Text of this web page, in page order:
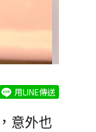
用LINE傳送
意外也